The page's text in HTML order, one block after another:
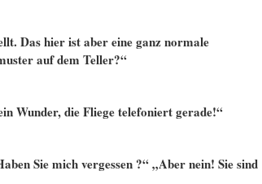
Das hier ist aber eine ganz normale
auf dem Teller?“
Wunder, die Fliege telefoniert gerade!“
Sie mich vergessen ?“ „Aber nein! Sie sind